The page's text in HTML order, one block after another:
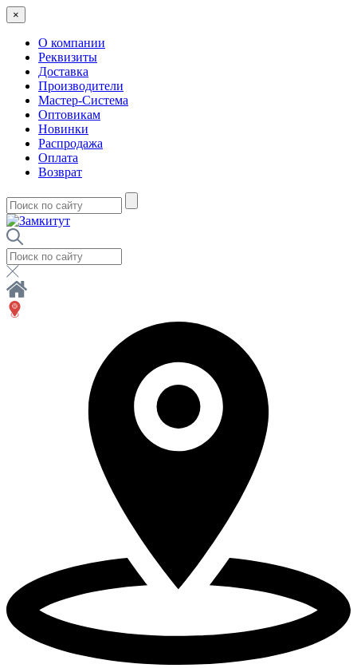
×
О компании
Реквизиты
Доставка
Производители
Мастер-Система
Оптовикам
Новинки
Распродажа
Оплата
Возврат